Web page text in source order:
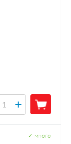
+
много